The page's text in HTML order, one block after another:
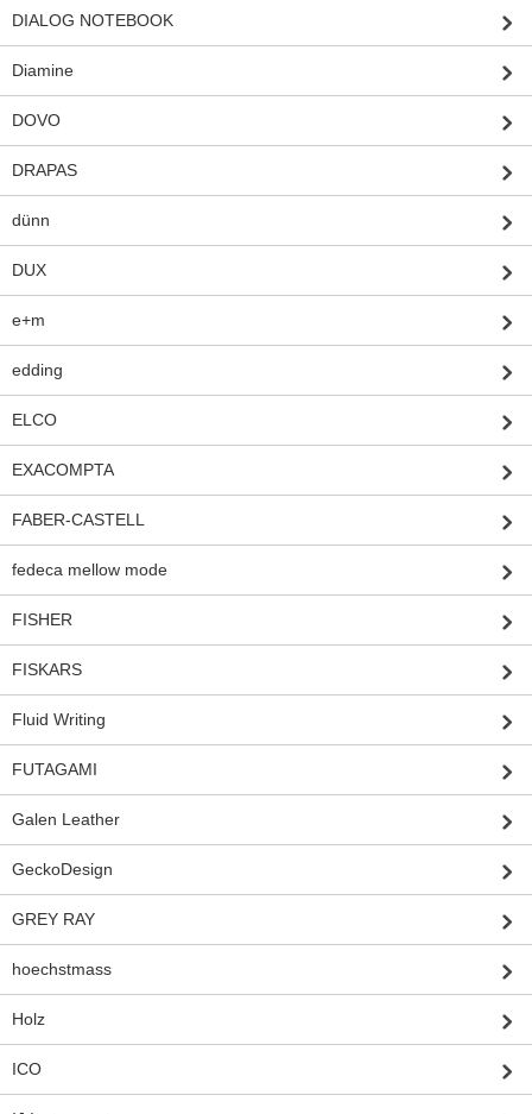
DIALOG NOTEBOOK
Diamine
DOVO
DRAPAS
dünn
DUX
e+m
edding
ELCO
EXACOMPTA
FABER-CASTELL
fedeca mellow mode
FISHER
FISKARS
Fluid Writing
FUTAGAMI
Galen Leather
GeckoDesign
GREY RAY
hoechstmass
Holz
ICO